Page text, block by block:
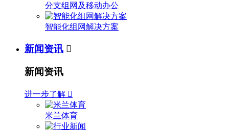
分支组网及移动办公
智能化组网解决方案
新闻资讯 
新闻资讯
进一步了解 
米兰体育